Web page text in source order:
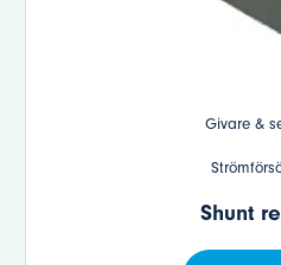
Givare &
Shunt